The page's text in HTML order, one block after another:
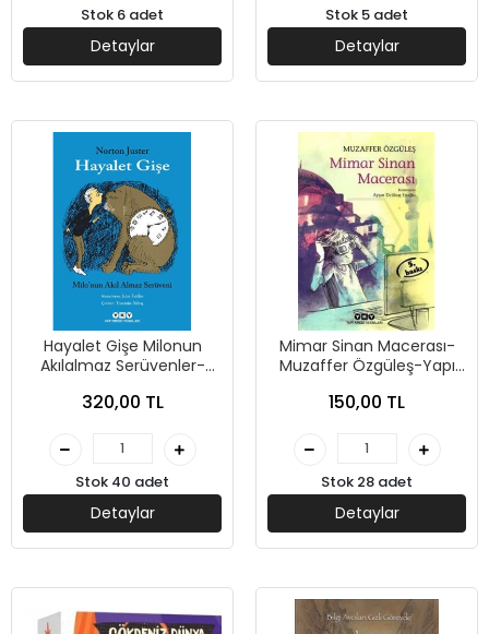
Stok 6 adet
Detaylar
Stok 5 adet
Detaylar
Hayalet Gişe Milonun
Akılalmaz Serüvenler-
Yayınları
320,00 TL
Stok 40 adet
Detaylar
Mimar Sinan Macerası-
Muzaffer Özgüleş-Yapı
150,00 TL
Stok 28 adet
Detaylar